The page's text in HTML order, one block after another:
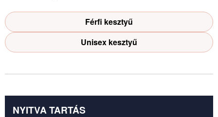
Férfi kesztyű
Unisex kesztyű
NYITVA TARTÁS